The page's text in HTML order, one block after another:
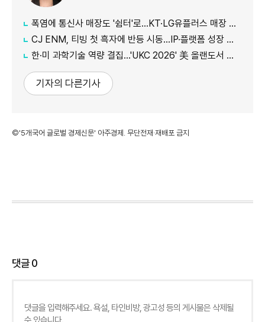
폭염에 통신사 매장도 '쉼터'로…KT·LG유플러스 매장 개방
CJ ENM, 티빙 첫 흑자에 반등 시동…IP·플랫폼 성장 가속
한·미 과학기술 역량 결집…'UKC 2026' 美 올랜도서 개막
기자의 다른기사
©'5개국어 글로벌 경제신문' 아주경제. 무단전재·재배포 금지
댓글0